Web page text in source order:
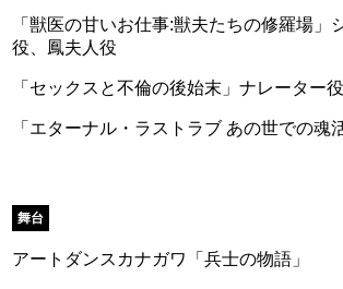
「獣医の甘いお仕事:獣夫たちの修羅場」
役、鳳夫人役
「セックスと不倫の後始末」ナレーター役
「エターナル・ラストラブ あの世での魂
舞台
アートダンスカナガワ「兵士の物語」